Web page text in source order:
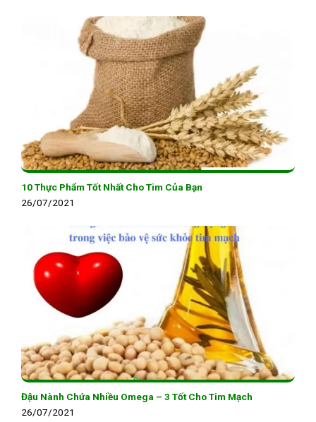
10 Thực Phẩm Tốt Nhất Cho Tim Của Bạn
26/07/2021
Đậu Nành Chứa Nhiều Omega – 3 Tốt Cho Tim Mạch
26/07/2021